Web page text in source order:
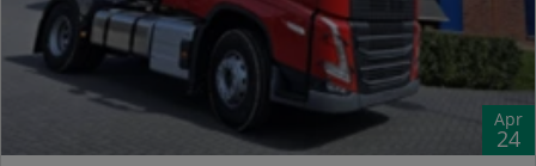
Apr
24